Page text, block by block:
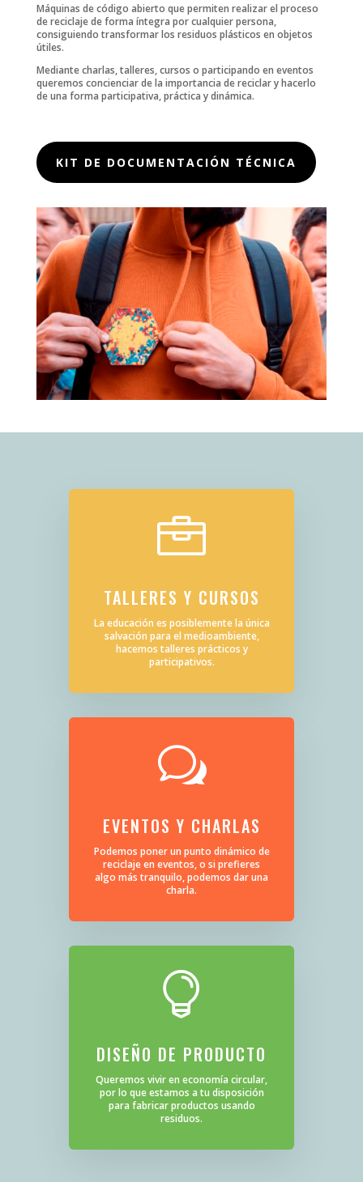
Máquinas de código abierto que permiten realizar el proceso
de reciclaje de forma íntegra por cualquier persona,
consiguiendo transformar los residuos plásticos en objetos
útiles.
Mediante charlas, talleres, cursos o participando en eventos
queremos concienciar de la importancia de reciclar y hacerlo
de una forma participativa, práctica y dinámica.
KIT DE DOCUMENTACIÓN TÉCNICA

TALLERES Y CURSOS
La educación es posiblemente la única
salvación para el medioambiente,
hacemos talleres prácticos y
participativos.
w
EVENTOS Y CHARLAS
Podemos poner un punto dinámico de
reciclaje en eventos, o si prefieres
algo más tranquilo, podemos dar una
charla.

DISEÑO DE PRODUCTO
Queremos vivir en economía circular,
por lo que estamos a tu disposición
para fabricar productos usando
residuos.